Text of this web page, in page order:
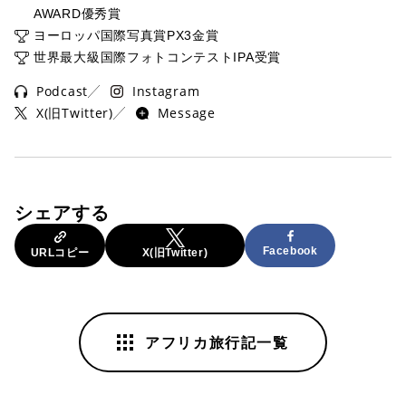
AWARD優秀賞
ヨーロッパ国際写真賞PX3金賞
世界最大級国際フォトコンテストIPA受賞
Podcast
Instagram
X(旧Twitter)
Message
シェアする
URLコピー X(旧Twitter) Facebook
アフリカ旅行記一覧